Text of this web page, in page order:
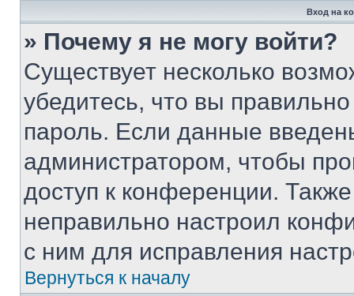
Вход на
» Почему я не могу войти?
Существует несколько
убедитесь, что вы
пароль. Если данные
администратором, чтобы
доступ к конференции.
неправильно настроил
с ним для исправления
Вернуться к началу